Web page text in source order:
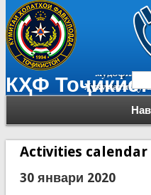
КҲФ
Activities calendar
30 январи 2020